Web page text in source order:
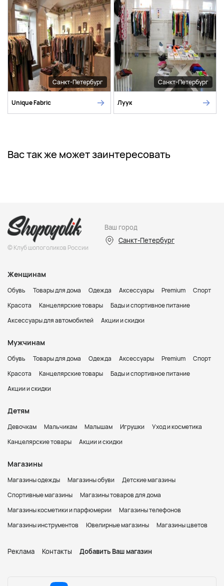
Санкт-Петербург
Unique Fabric
Санкт-Петербург
Луук
Вас так же может заинтересовать
© Клуб шопоголиков России
Ваш город
Санкт-Петербург
Женщинам
Обувь Товары для дома Одежда Аксессуары Premium
Спорт
Красота
Канцелярские товары
Бады и спортивное питание
Аксессуары для автомобилей
Акции и скидки
Мужчинам
Обувь Товары для дома Одежда Аксессуары Premium
Спорт
Красота
Канцелярские товары
Бады и спортивное питание
Акции и скидки
Детям
Девочкам Мальчикам Малышам Игрушки
Уход и косметика
Канцелярские товары
Акции и скидки
Магазины
Магазины одежды Магазины обуви
Детские магазины
Спортивные магазины
Магазины товаров для дома
Магазины косметики и парфюмерии
Магазины телефонов
Магазины инструментов
Ювелирные магазины Магазины цветов
Реклама Контакты Добавить Ваш магазин